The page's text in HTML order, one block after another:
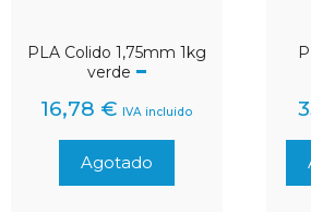
PLA Colido 1,75mm 1kg
verde
16,78 € IVA incluido
Agotado